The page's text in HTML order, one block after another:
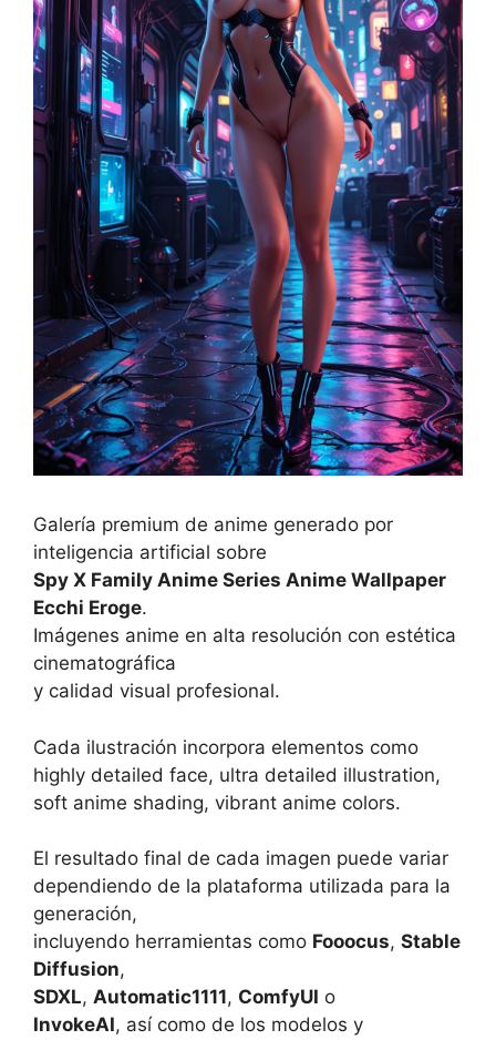
Galería premium de anime generado por
inteligencia artificial sobre
Spy X Family Anime Series Anime Wallpaper
Ecchi Eroge.
Imágenes anime en alta resolución con estética
cinematográfica
y calidad visual profesional.
Cada ilustración incorpora elementos como
highly detailed face, ultra detailed illustration,
soft anime shading, vibrant anime colors.
El resultado final de cada imagen puede variar
dependiendo de la plataforma utilizada para la
generación,
incluyendo herramientas como Fooocus, Stable
Diffusion,
SDXL, Automatic1111, ComfyUI o
InvokeAI, así como de los modelos y